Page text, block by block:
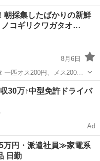
ゃ
朝採集したばかりの新鮮
コギリクワガタオ…
8月6日
一匹オス200円、メス200円
他 クワガタ
30万↑中型免許ドライバ
Ad
万円・派遣社員≫家電系
日勤